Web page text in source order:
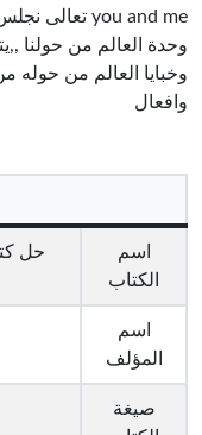
you and me تعالى نجلس سويا انا وانتي
وحدة العالم من حولنا
وخبايا العالم من حوله
وافعال
اسم
الكتاب
اسم
المؤلف
صيغة